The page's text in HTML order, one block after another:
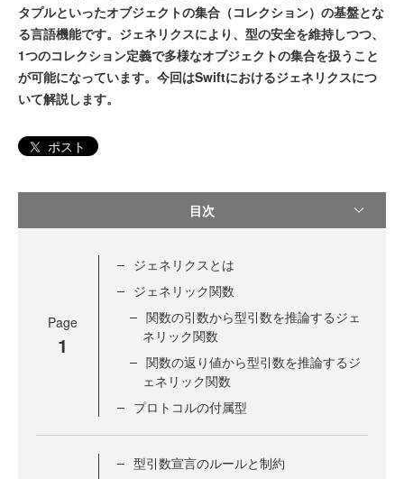
タプルといったオブジェクトの集合（コレクション）の基盤とな
る言語機能です。ジェネリクスにより、型の安全を維持しつつ、
1つのコレクション定義で多様なオブジェクトの集合を扱うこと
が可能になっています。今回はSwiftにおけるジェネリクスにつ
いて解説します。
ポスト
目次
Page
1
ジェネリクスとは
ジェネリック関数
関数の引数から型引数を推論するジェ
ネリック関数
関数の返り値から型引数を推論するジ
ェネリック関数
プロトコルの付属型
型引数宣言のルールと制約